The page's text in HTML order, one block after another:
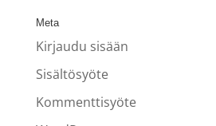
Meta
Kirjaudu sisään
Sisältösyöte
Kommenttisyöte